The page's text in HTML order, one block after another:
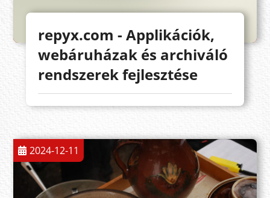
repyx.com - Applikációk,
webáruházak és archiváló
rendszerek fejlesztése
2024-12-11